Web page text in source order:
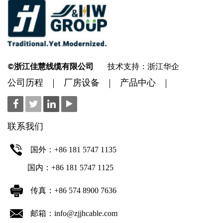
©浙江佳慧线缆有限公司 技术支持：浙江华企
公司历程 厂房设备 产品中心
联系我们
国外：+86 181 5747 1135
国内：+86 181 5747 1125
传真：+86 574 8900 7636
邮箱：info@zjjhcable.com